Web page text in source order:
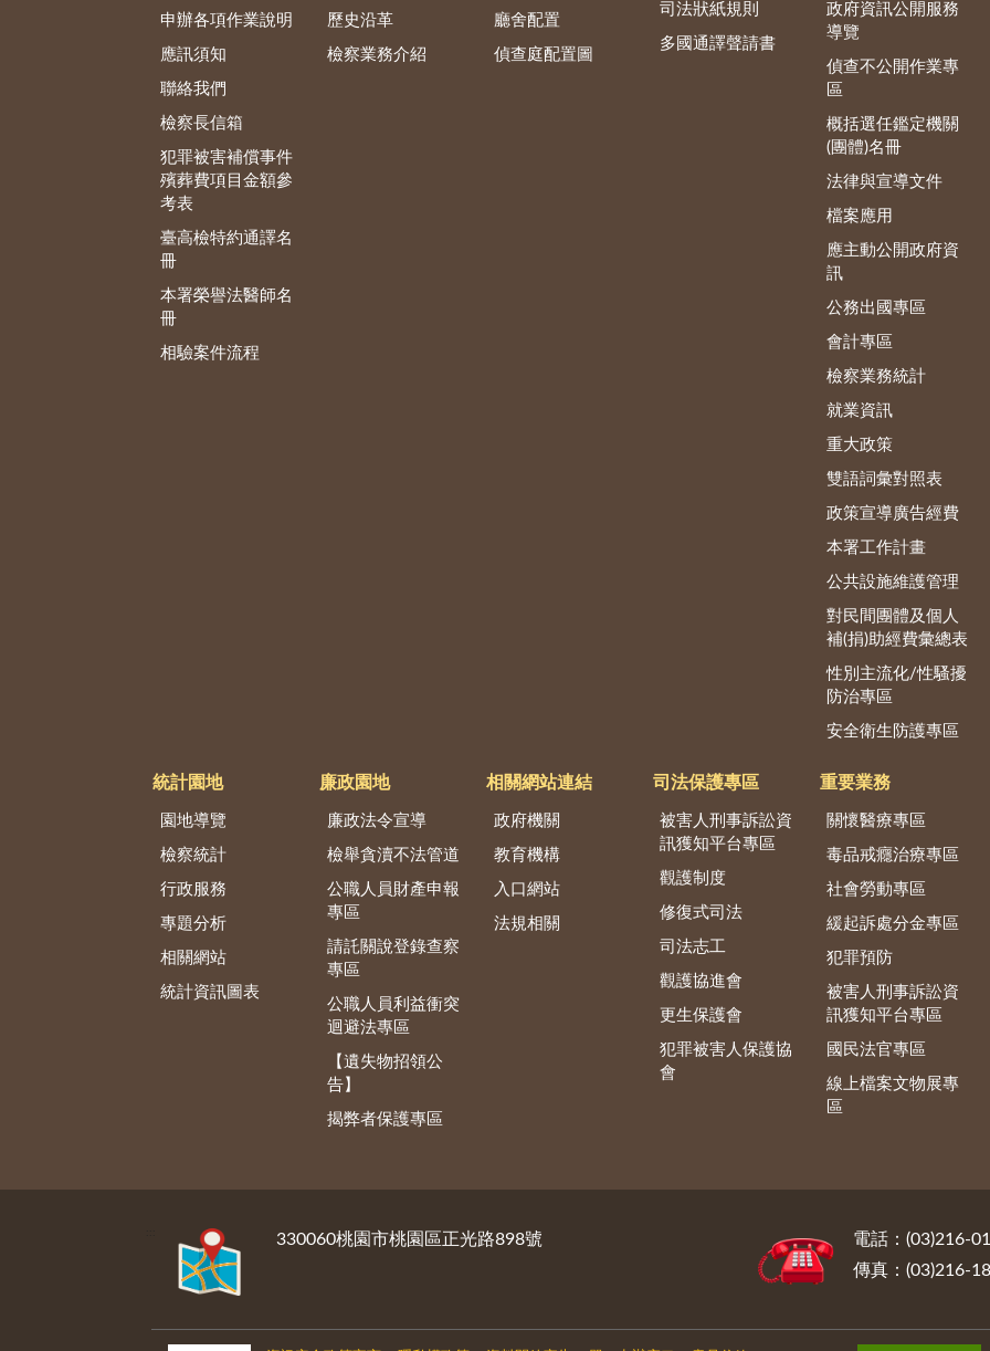
申辦各項作業說明
應訊須知
聯絡我們
檢察長信箱
犯罪被害補償事件
殯葬費項目金額參
考表
臺高檢特約通譯名
冊
本署榮譽法醫師名
冊
相驗案件流程
歷史沿革
檢察業務介紹
廳舍配置
偵查庭配置圖
司法狀紙規則
多國通譯聲請書
政府資訊公開服務
導覽
偵查不公開作業專
區
概括選任鑑定機關
(團體)名冊
法律與宣導文件
檔案應用
應主動公開政府資
訊
公務出國專區
會計專區
檢察業務統計
就業資訊
重大政策
雙語詞彙對照表
政策宣導廣告經費
本署工作計畫
公共設施維護管理
對民間團體及個人
補(捐)助經費彙總表
性別主流化/性騷擾
防治專區
安全衛生防護專區
統計園地
園地導覽
檢察統計
行政服務
專題分析
相關網站
統計資訊圖表
廉政園地
廉政法令宣導
檢舉貪瀆不法管道
公職人員財產申報
專區
請託關說登錄查察
專區
公職人員利益衝突
迴避法專區
【遺失物招領公
告】
揭弊者保護專區
相關網站連結
政府機關
教育機構
入口網站
法規相關
司法保護專區
被害人刑事訴訟資
訊獲知平台專區
觀護制度
修復式司法
司法志工
觀護協進會
更生保護會
犯罪被害人保護協
會
重要業務
關懷醫療專區
毒品戒癮治療專區
社會勞動專區
緩起訴處分金專區
犯罪預防
被害人刑事訴訟資
訊獲知平台專區
國民法官專區
線上檔案文物展專
區
330060桃園市桃園區正光路898號
電話：(03)216-
傳真：(03)216-